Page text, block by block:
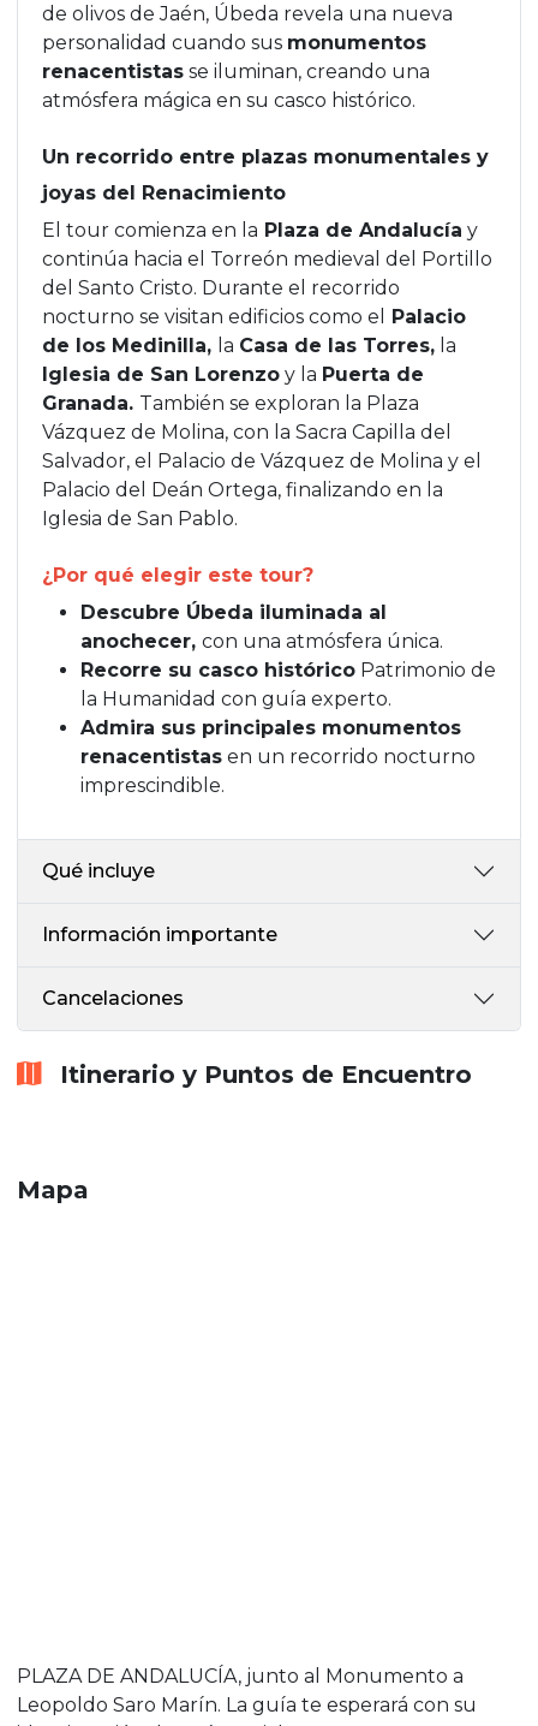
de olivos de Jaén, Úbeda revela una nueva
personalidad cuando sus monumentos
renacentistas se iluminan, creando una
atmósfera mágica en su casco histórico.
Un recorrido entre plazas monumentales y
joyas del Renacimiento
El tour comienza en la Plaza de Andalucía y
continúa hacia el Torreón medieval del Portillo
del Santo Cristo. Durante el recorrido
nocturno se visitan edificios como el
Palacio
de los Medinilla, la Casa de las Torres, la
Iglesia de San Lorenzo y la Puerta de
Granada. También se exploran la Plaza
Vázquez de Molina, con la Sacra Capilla del
Salvador, el Palacio de Vázquez de Molina y el
Palacio del Deán Ortega, finalizando en la
Iglesia de San Pablo.
¿Por qué elegir este tour?
Descubre Úbeda iluminada al
anochecer, con una atmósfera única.
Recorre su casco histórico Patrimonio de
la Humanidad con guía experto.
Admira sus principales monumentos
renacentistas en un recorrido nocturno
imprescindible.
Qué incluye
Información importante
Cancelaciones
Itinerario y Puntos de Encuentro
Mapa
PLAZA DE ANDALUCÍA, junto al Monumento a
Leopoldo Saro Marín. La guía te esperará con su